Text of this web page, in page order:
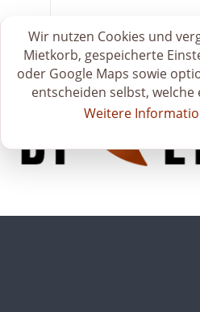
t
a
r
e
Wir nutzen Cookies und
Mietkorb, gespeicherte
oder Google Maps sowie
entscheiden selbst,
Weitere